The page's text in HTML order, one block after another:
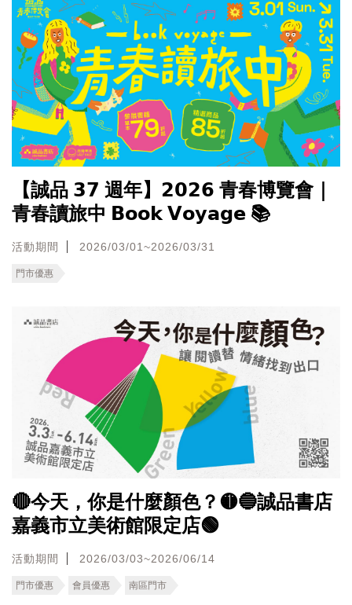
【誠品 𝟯𝟳 週年】𝟮𝟬𝟮𝟲 青春博覽會｜
青春讀旅中 𝗕𝗼𝗼𝗸 𝗩𝗼𝘆𝗮𝗴𝗲 📚
活動期間 2026/03/01~2026/03/31
門市優惠
🔴今天，你是什麼顏色？🟡🔵誠品書店
嘉義市立美術館限定店🟢
活動期間 2026/03/03~2026/06/14
門市優惠 會員優惠 南區門市